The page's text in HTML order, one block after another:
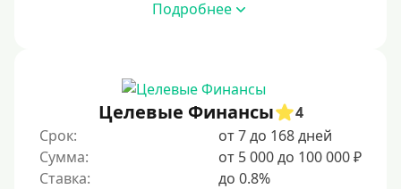
100000 руб
150000 руб
200000 руб
Подробнее
Целевые Финансы
4
Срок:
от 7 до 168 дней
Сумма:
от 5 000 до 100 000 ₽
Ставка:
до 0.8%